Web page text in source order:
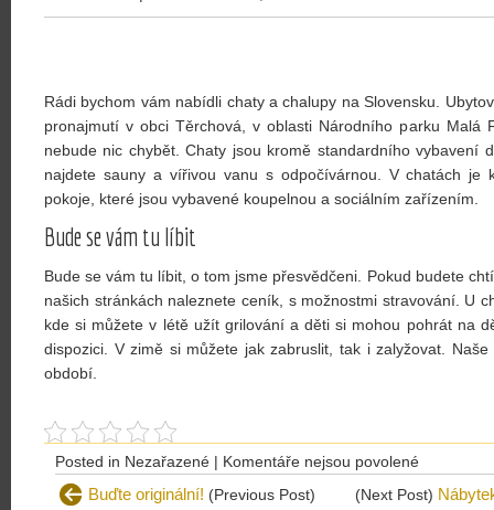
Rádi bychom vám nabídli chaty a chalupy na Slovensku.
pronajmutí v obci Těrchová, v oblasti Národního parku Malá
nebude nic chybět. Chaty jsou kromě standardního vybavení
najdete sauny a vířivou vanu s odpočívárnou. V chatách je
pokoje, které jsou vybavené koupelnou a sociálním zařízením.
Bude se vám tu líbit
Bude se vám tu líbit, o tom jsme přesvědčeni. Pokud budete
našich stránkách naleznete ceník, s možnostmi stravování. U
kde si můžete v létě užít grilování a děti si mohou pohrát na
dispozici. V zimě si můžete jak zabruslit, tak i zalyžovat.
období.
Posted in Nezařazené | Komentáře nejsou povolenéu
textu
Buďte originální! (Previous Post) (Next Post)